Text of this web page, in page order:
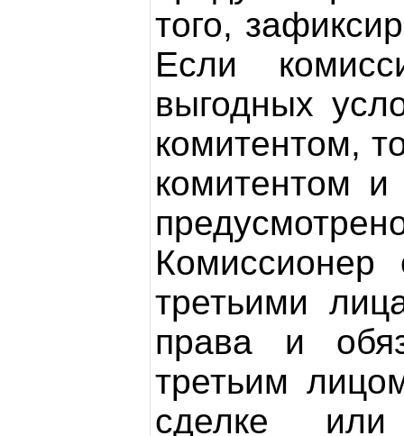
того,
Если
выгодных
комитентом,
комитентом
третьими
права и
третьим
сделке